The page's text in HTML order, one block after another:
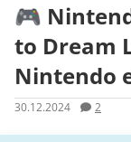
🎮
to Dream
Nintendo
30.12.2024 2